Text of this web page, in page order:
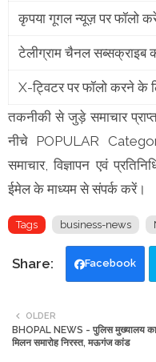
कृपया गूगल न्यूज़ पर फॉलो
टेलीग्राम चैनल सब्सक्राइब
X-ट्विटर पर फॉलो करने के
तकनीकी से जुड़े समाचार
नीचे POPULAR
समाचार, विज्ञापन एवं
ईमेल के माध्यम से संपर्क करें।
Tags business-news
Facebook
OLDER
BHOPAL NEWS - पुलिस मुख्यालय का
मिलन समारोह निरस्त, मऊगंज कांड